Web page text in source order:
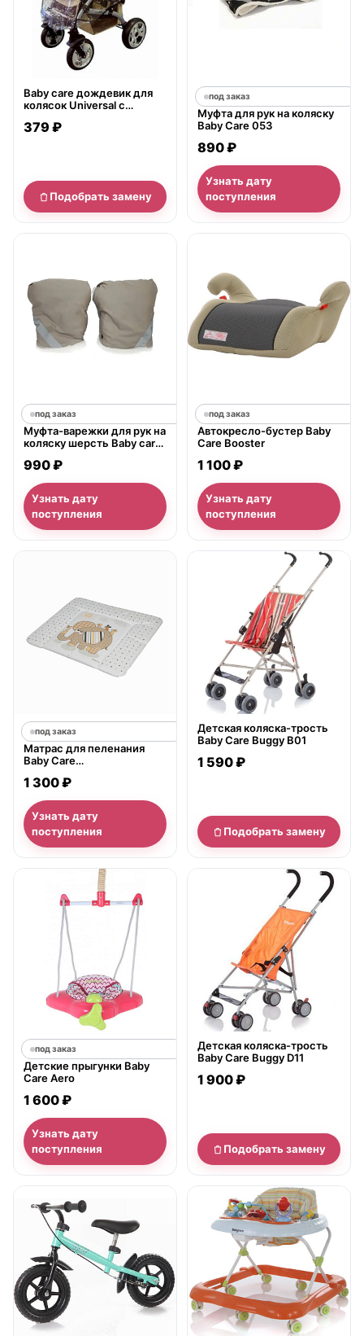
Baby care дождевик для
колясок Universal с
379 ₽
Подобрать замену
под заказ
Муфта для рук на коляску
Baby Care 053
890 ₽
Узнать дату
поступления
под заказ
Муфта-варежки для рук на
коляску шерсть Baby care
990 ₽
Узнать дату
поступления
под заказ
Автокресло-бустер Baby
Care Booster
1 100 ₽
Узнать дату
поступления
под заказ
Матрас для пеленания
Baby Care
1 300 ₽
Узнать дату
поступления
Детская коляска-трость
Baby Care Buggy B01
1 590 ₽
Подобрать замену
под заказ
Детские прыгунки Baby
Care Aero
1 600 ₽
Узнать дату
поступления
Детская коляска-трость
Baby Care Buggy D11
1 900 ₽
Подобрать замену